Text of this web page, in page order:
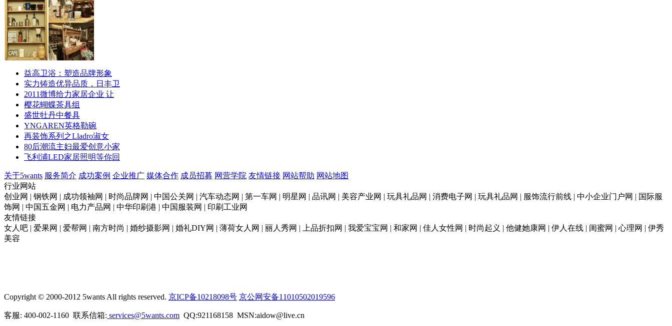
益高卫浴：塑造品牌形象
实力铸造优异品质，日丰卫
2011微博给力家居企业 让
樱花蝴蝶茶具组
盛世牡丹中餐具
YNGAREN英格勒碗
再装饰系列之Lladro淑女
80后潮流主妇最爱创意小家
飞利浦LED家居照明等你回
关于5wants 服务简介 成功案例 企业推广 媒体合作 成员招募 网营学院 友情链接 网站帮助 网站地图
行业网站
创业网 | 钢铁网 | 成功领袖网 | 时尚品牌网 | 中国公关网 | 汽车动态网 | 第一车网 | 明星网 | 品讯网 | 美容产业网 | 玩具礼品网 | 消费电子网 | 玩具礼品网 | 服饰流行前线 | 中小企业门户网 | 国际服
饰网 | 中国五金网 | 电力产品网 | 中华印刷港 | 中国服装网 | 印刷工业网
友情链接
女人吧 | 爱果网 | 爱帮网 | 南方时尚 | 婚纱摄影网 | 婚礼DIY网 | 薄荷女人网 | 丽人秀网 | 上品折扣网 | 我爱宝宝网 | 和家网 | 佳人女性网 | 时尚起义 | 他健她康网 | 伊人在线 | 闺蜜网 | 心理网 | 伊秀
美容
Copyright © 2000-2012 5wants All rights reserved. 京ICP备10218098号 京公网安备11010502019596
客服: 400-002-1160 联系信箱: services@5wants.com QQ:921168158 MSN:aidow@live.cn